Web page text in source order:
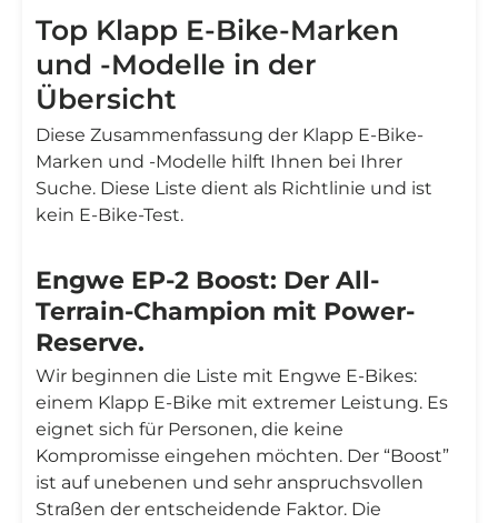
Top Klapp E-Bike-Marken
und -Modelle in der
Übersicht
Diese Zusammenfassung der Klapp E-Bike-
Marken und -Modelle hilft Ihnen bei Ihrer
Suche. Diese Liste dient als Richtlinie und ist
kein E-Bike-Test.
Engwe EP-2 Boost: Der All-
Terrain-Champion mit Power-
Reserve.
Wir beginnen die Liste mit Engwe E-Bikes:
einem Klapp E-Bike mit extremer Leistung. Es
eignet sich für Personen, die keine
Kompromisse eingehen möchten. Der “Boost”
ist auf unebenen und sehr anspruchsvollen
Straßen der entscheidende Faktor. Die